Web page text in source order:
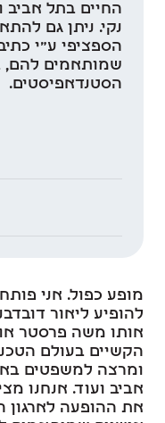
החיים בתל אביב
נקי. ניתן גם
הספציפי ע"י
שמותאמים להם,
הסטנדאפיסטים.
מופע כפול. אני
להופיע ליאור
אותו משה פרסטר
הקשיים בעולם
ומרצה למשפטים
אביב ועוד. אנחנו
את ההופעה לארגון